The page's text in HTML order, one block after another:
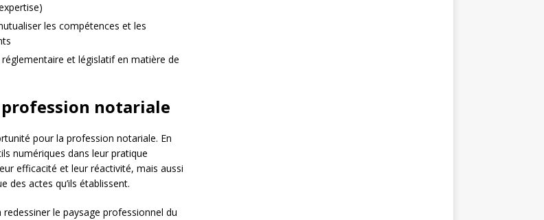
les compétences et les
et législatif en matière de
profession notariale
pour la profession notariale. En
numériques dans leur pratique
efficacité et leur réactivité, mais aussi
des actes qu’ils établissent.
le paysage professionnel du